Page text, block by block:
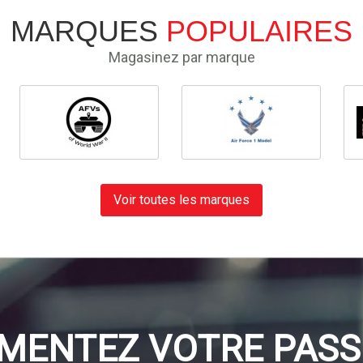
MARQUES POPULAIRES
Magasinez par marque
Voir toutes les marques
VOTRE